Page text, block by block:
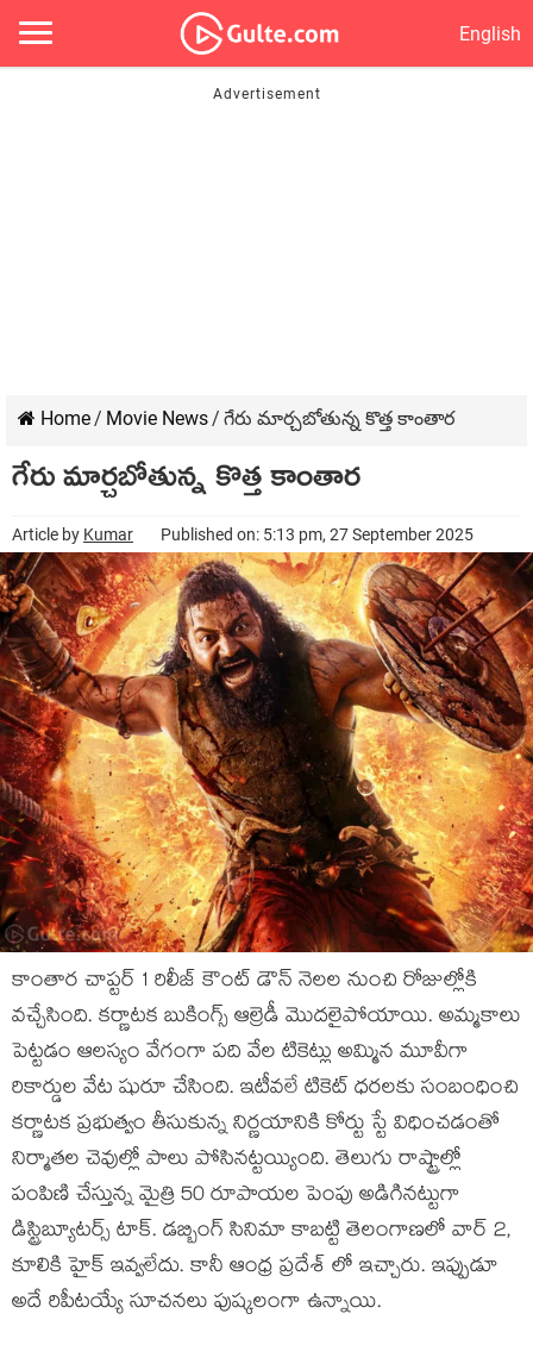
English
Home/ Movie News/ గేరు మార్చబోతున్న కొత్త కాంతార
గేరు మార్చబోతున్న కొత్త కాంతార
Article by Kumar Published on: 5:13 pm, 27 September 2025
కాంతార చాప్టర్ 1 రిలీజ్ కౌంట్ డౌన్ నెలల నుంచి రోజుల్లోకి
వచ్చేసింది. కర్ణాటక బుకింగ్స్ ఆల్రెడీ మొదలైపోయాయి. అమ్మకాలు
పెట్టడం ఆలస్యం వేగంగా పది వేల టికెట్లు అమ్మిన మూవీగా
రికార్డుల వేట షురూ చేసింది. ఇటీవలే టికెట్ ధరలకు సంబంధించి
కర్ణాటక ప్రభుత్వం తీసుకున్న నిర్ణయానికి కోర్టు స్టే విధించడంతో
నిర్మాతల చెవుల్లో పాలు పోసినట్టయ్యింది. తెలుగు రాష్ట్రాల్లో
పంపిణి చేస్తున్న మైత్రి 50 రూపాయల పెంపు అడిగినట్టుగా
డిస్ట్రిబ్యూటర్స్ టాక్. డబ్బింగ్ సినిమా కాబట్టి తెలంగాణలో వార్ 2,
కూలికి హైక్ ఇవ్వలేదు. కానీ ఆంధ్ర ప్రదేశ్ లో ఇచ్చారు. ఇప్పుడూ
అదే రిపీటయ్యే సూచనలు పుష్కలంగా ఉన్నాయి.